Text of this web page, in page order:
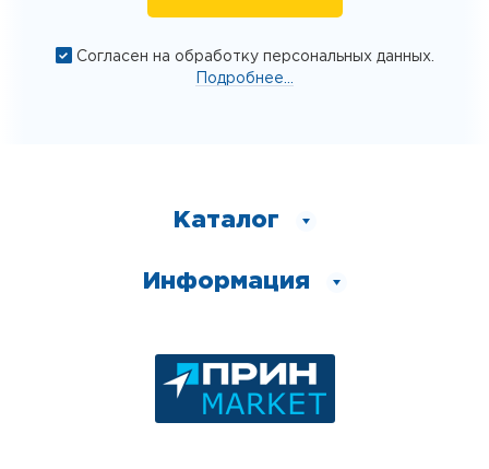
Согласен на обработку персональных данных.
Подробнее...
Каталог
Информация